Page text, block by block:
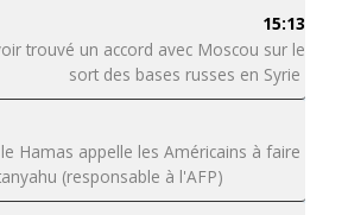
15:13
trouvé un accord avec Moscou sur le
sort des bases russes en Syrie
Hamas appelle les Américains à faire
(responsable à l'AFP)